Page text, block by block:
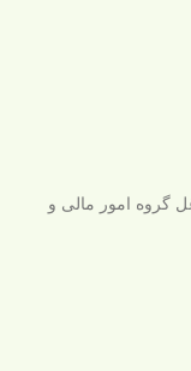
گروه امور مالی و